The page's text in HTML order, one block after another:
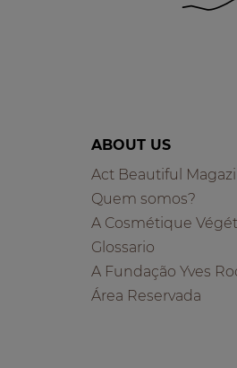
ABOUT US
Act Beautiful
Quem somos?
A Cosmétique
Glossario
A Fundação Yves
Área Reservada